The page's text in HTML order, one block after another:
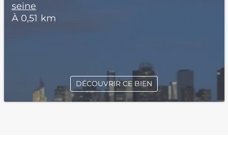
seine
À 0,51 km
DÉCOUVRIR CE BIEN